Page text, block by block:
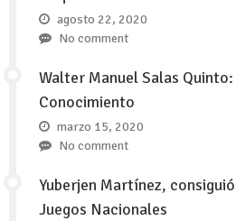
agosto 22, 2020
No comment
Walter Manuel Salas
Conocimiento
marzo 15, 2020
No comment
Yuberjen Martínez,
Juegos Nacionales